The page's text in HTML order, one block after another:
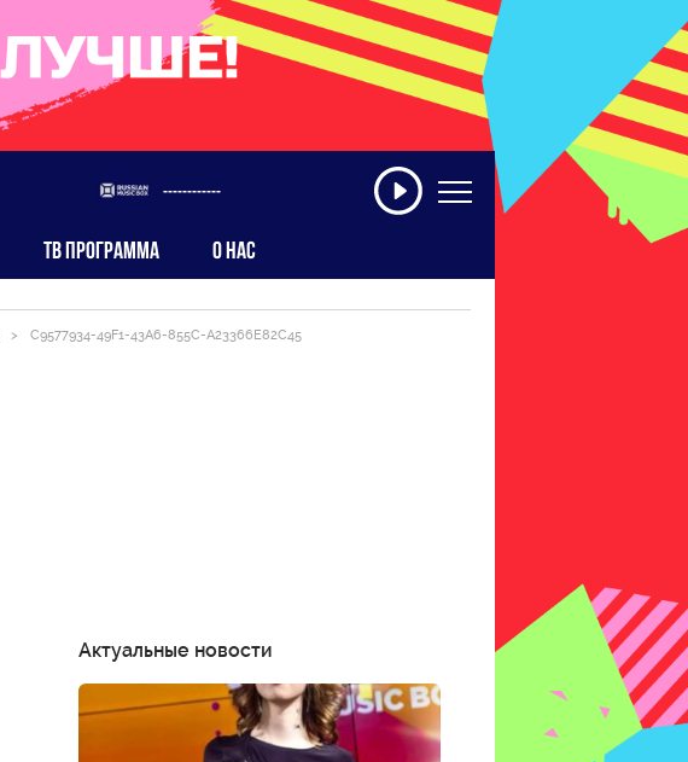
------------
ТВ ПРОГРАММА О НАС
> C9577934-49F1-43A6-855C-A23366E82C45
Актуальные новости